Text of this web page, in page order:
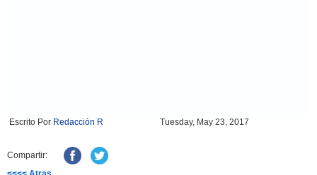
Escrito Por Redacción R Tuesday, May 23, 2017
Compartir: